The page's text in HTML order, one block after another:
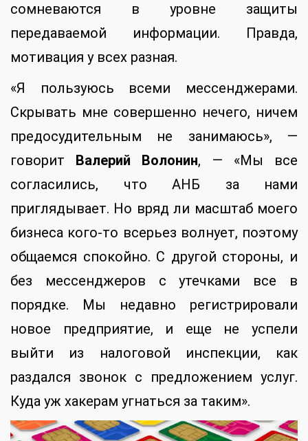
сомневаются в уровне защиты
передаваемой информации. Правда,
мотивация у всех разная.
«Я пользуюсь всеми мессенджерами.
Скрывать мне совершенно нечего, ничем
предосудительным не занимаюсь», —
говорит Валерий Волонин, — «Мы все
согласились, что АНБ за нами
приглядывает. Но вряд ли масштаб моего
бизнеса кого-то всерьез волнует, поэтому
общаемся спокойно. С другой стороны, и
без мессенджеров с утечками все в
порядке. Мы недавно регистрировали
новое предприятие, и еще не успели
выйти из налоговой инспекции, как
раздался звонок с предложением услуг.
Куда уж хакерам угнаться за таким».